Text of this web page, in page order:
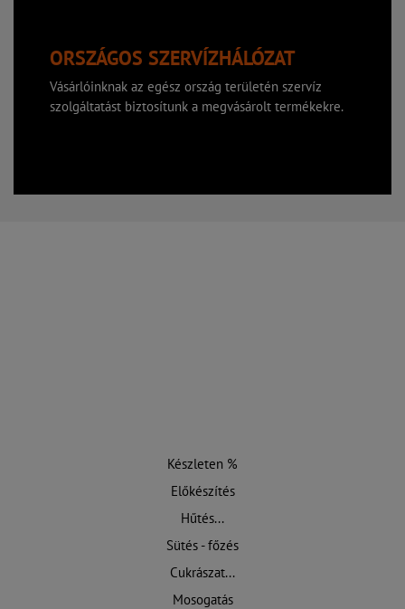
ORSZÁGOS SZERVÍZHÁLÓZAT
Vásárlóinknak az egész ország területén szervíz
szolgáltatást biztosítunk a megvásárolt termékekre.
Készleten %
Előkészítés
Hűtés...
Sütés - főzés
Cukrászat...
Mosogatás